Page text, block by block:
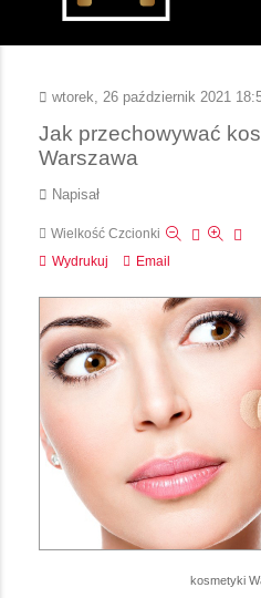
wtorek, 26 październik 2021
Jak przechowywać
Warszawa
Napisał
Wielkość Czcionki
Wydrukuj
Email
kosmetyki